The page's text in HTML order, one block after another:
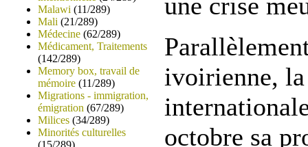
Malawi (11/289)
Mali (21/289)
Médecine (62/289)
Médicament, Traitements
(142/289)
Memory box, travail de
mémoire (11/289)
Migrations - immigration,
émigration (67/289)
Milices (34/289)
Minorités culturelles
(15/289)
ivoirienne,
octobre sa